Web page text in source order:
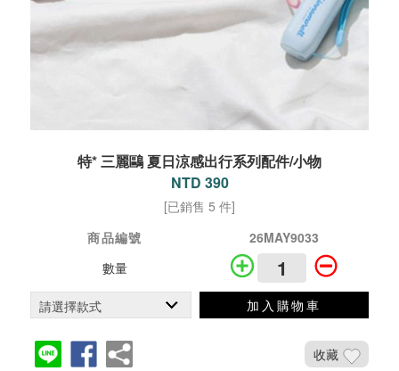
特* 三麗鷗 夏日涼感出行系列配件/小物
NTD 390
[已銷售 5 件]
商品編號
26MAY9033
數量
加入購物車
收藏